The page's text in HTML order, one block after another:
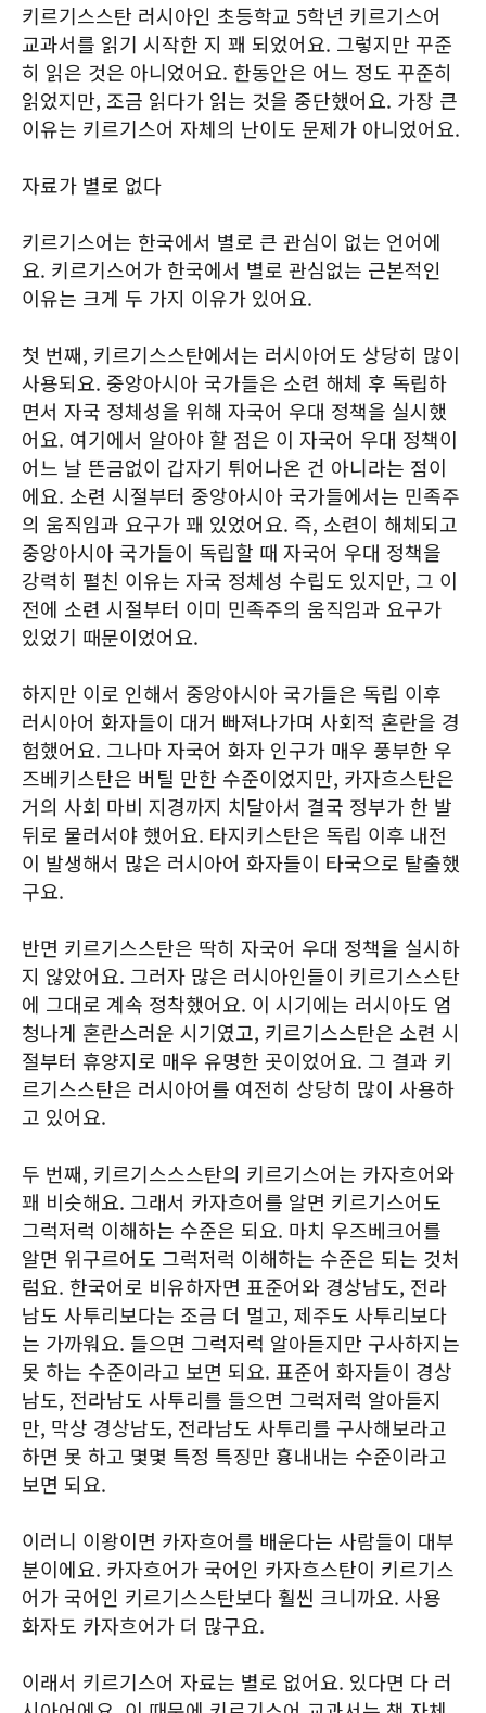
키르기스스탄 러시아인 초등학교 5학년 키르기스어
교과서를 읽기 시작한 지 꽤 되었어요. 그렇지만 꾸준
히 읽은 것은 아니었어요. 한동안은 어느 정도 꾸준히
읽었지만, 조금 읽다가 읽는 것을 중단했어요. 가장 큰
이유는 키르기스어 자체의 난이도 문제가 아니었어요.
자료가 별로 없다
키르기스어는 한국에서 별로 큰 관심이 없는 언어에
요. 키르기스어가 한국에서 별로 관심없는 근본적인
이유는 크게 두 가지 이유가 있어요.
첫 번째, 키르기스스탄에서는 러시아어도 상당히 많이
사용되요. 중앙아시아 국가들은 소련 해체 후 독립하
면서 자국 정체성을 위해 자국어 우대 정책을 실시했
어요. 여기에서 알아야 할 점은 이 자국어 우대 정책이
어느 날 뜬금없이 갑자기 튀어나온 건 아니라는 점이
에요. 소련 시절부터 중앙아시아 국가들에서는 민족주
의 움직임과 요구가 꽤 있었어요. 즉, 소련이 해체되고
중앙아시아 국가들이 독립할 때 자국어 우대 정책을
강력히 펼친 이유는 자국 정체성 수립도 있지만, 그 이
전에 소련 시절부터 이미 민족주의 움직임과 요구가
있었기 때문이었어요.
하지만 이로 인해서 중앙아시아 국가들은 독립 이후
러시아어 화자들이 대거 빠져나가며 사회적 혼란을 경
험했어요. 그나마 자국어 화자 인구가 매우 풍부한 우
즈베키스탄은 버틸 만한 수준이었지만, 카자흐스탄은
거의 사회 마비 지경까지 치달아서 결국 정부가 한 발
뒤로 물러서야 했어요. 타지키스탄은 독립 이후 내전
이 발생해서 많은 러시아어 화자들이 타국으로 탈출했
구요.
반면 키르기스스탄은 딱히 자국어 우대 정책을 실시하
지 않았어요. 그러자 많은 러시아인들이 키르기스스탄
에 그대로 계속 정착했어요. 이 시기에는 러시아도 엄
청나게 혼란스러운 시기였고, 키르기스스탄은 소련 시
절부터 휴양지로 매우 유명한 곳이었어요. 그 결과 키
르기스스탄은 러시아어를 여전히 상당히 많이 사용하
고 있어요.
두 번째, 키르기스스스탄의 키르기스어는 카자흐어와
꽤 비슷해요. 그래서 카자흐어를 알면 키르기스어도
그럭저럭 이해하는 수준은 되요. 마치 우즈베크어를
알면 위구르어도 그럭저럭 이해하는 수준은 되는 것처
럼요. 한국어로 비유하자면 표준어와 경상남도, 전라
남도 사투리보다는 조금 더 멀고, 제주도 사투리보다
는 가까워요. 들으면 그럭저럭 알아듣지만 구사하지는
못 하는 수준이라고 보면 되요. 표준어 화자들이 경상
남도, 전라남도 사투리를 들으면 그럭저럭 알아듣지
만, 막상 경상남도, 전라남도 사투리를 구사해보라고
하면 못 하고 몇몇 특정 특징만 흉내내는 수준이라고
보면 되요.
이러니 이왕이면 카자흐어를 배운다는 사람들이 대부
분이에요. 카자흐어가 국어인 카자흐스탄이 키르기스
어가 국어인 키르기스스탄보다 훨씬 크니까요. 사용
화자도 카자흐어가 더 많구요.
이래서 키르기스어 자료는 별로 없어요. 있다면 다 러